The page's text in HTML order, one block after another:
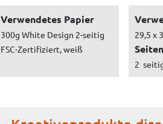
Verwendetes Papier
300g White Design 2-seitig
FSC-Zertifiziert, weiß
29,5 x
2